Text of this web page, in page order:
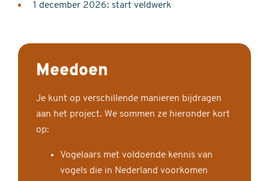
1 december 2026: start veldwerk
Meedoen
Je kunt op verschillende manieren bijdragen
aan het project. We sommen ze hieronder kort
op:
Vogelaars met voldoende kennis van
vogels die in Nederland voorkomen